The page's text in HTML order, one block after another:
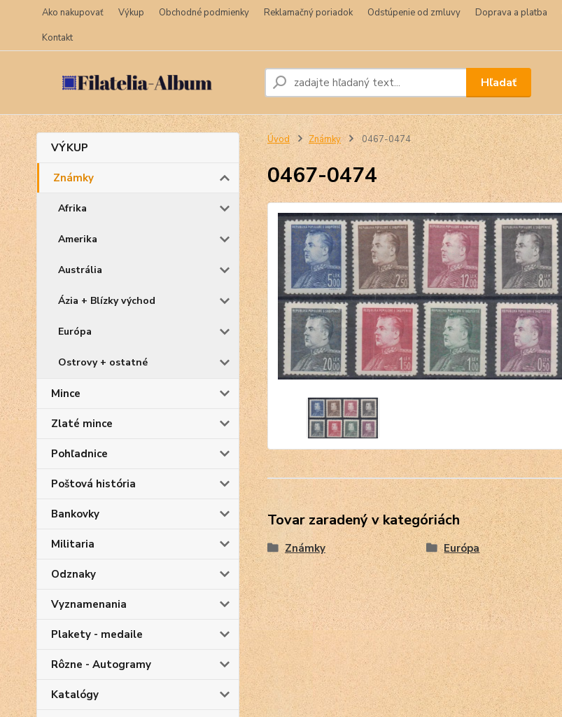
Ako nakupovať Výkup Obchodné podmienky Reklamačný poriadok Odstúpenie od zmluvy Doprava a platba
Kontakt
Hľadať
VÝKUP
Známky
Afrika
Amerika
Austrália
Ázia + Blízky východ
Európa
Ostrovy + ostatné
Mince
Zlaté mince
Pohľadnice
Poštová história
Bankovky
Militaria
Odznaky
Vyznamenania
Plakety - medaile
Rôzne - Autogramy
Katalógy
Úvod Známky 0467-0474
0467-0474
Tovar zaradený v kategóriách
Známky Európa